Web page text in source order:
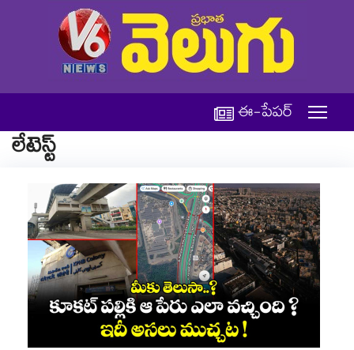
ఈ-పేపర్
లేటెస్ట్